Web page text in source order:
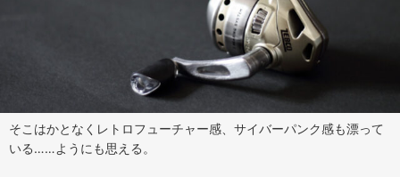
そこはかとなくレトロフューチャー感、サイバーパンク感も漂って
いる……ようにも思える。